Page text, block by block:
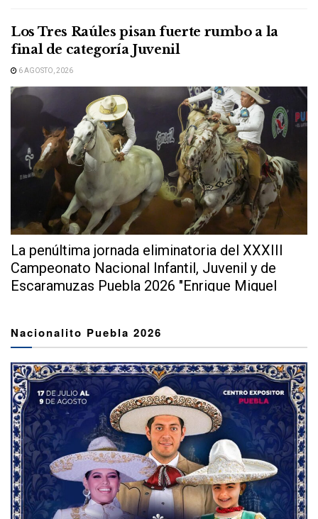
Los Tres Raúles pisan fuerte rumbo a la
final de categoría Juvenil
6 AGOSTO, 2026
La penúltima jornada eliminatoria del XXXIII
Campeonato Nacional Infantil, Juvenil y de
Escaramuzas Puebla 2026 "Enrique Miguel
Nacionalito Puebla 2026